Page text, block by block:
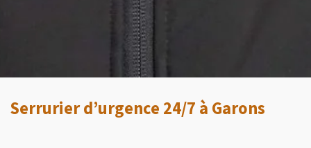
Serrurier d’urgence 24/7 à Garons